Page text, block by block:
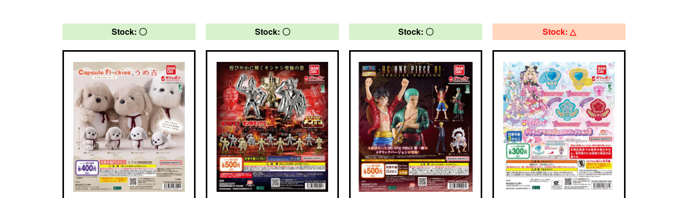
Stock: 〇 Stock: 〇 Stock: 〇 Stock: △